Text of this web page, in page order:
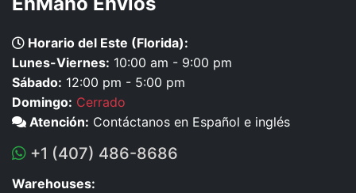
Horario del Este (Florida):
Lunes-Viernes: 10:00 am - 9:00 pm
Sábado: 12:00 pm - 5:00 pm
Domingo: Cerrado
Atención: Contáctanos en Español e inglés
+1 (407) 486-8686
Warehouses: